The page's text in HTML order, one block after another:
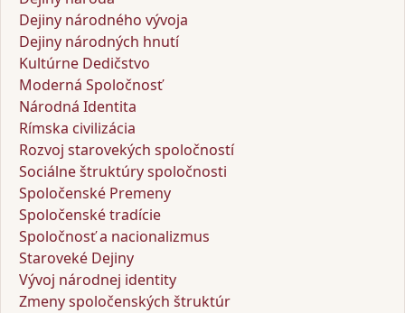
Dejiny národného vývoja
Dejiny národných hnutí
Kultúrne Dedičstvo
Moderná Spoločnosť
Národná Identita
Rímska civilizácia
Rozvoj starovekých spoločností
Sociálne štruktúry spoločnosti
Spoločenské Premeny
Spoločenské tradície
Spoločnosť a nacionalizmus
Staroveké Dejiny
Vývoj národnej identity
Zmeny spoločenských štruktúr